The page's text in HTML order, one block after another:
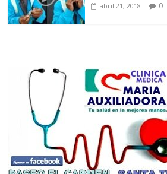
abril 21, 2018 0